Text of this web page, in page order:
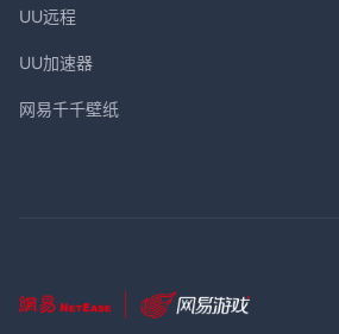
UU远程
UU加速器
网易千千壁纸